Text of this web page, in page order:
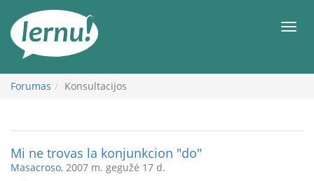
turinį
Forumas Konsultacijos
Mi ne trovas la konjunkcion "do"
Masacroso, 2007 m. gegužė 17 d.